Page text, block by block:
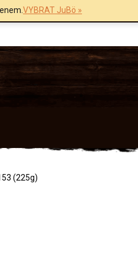
VYBRAT JuBö »
(225g)